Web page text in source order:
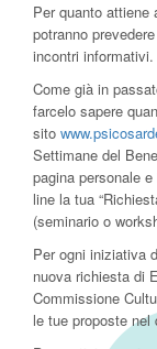
Per quanto attiene
potranno
incontri informativi.
Come già in
farcelo sapere
sito
Settimane del
pagina personale
line la tua
(seminario o
Per ogni iniziativa
nuova richiesta di
Commissione
le tue proposte